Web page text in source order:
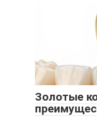
Золотые